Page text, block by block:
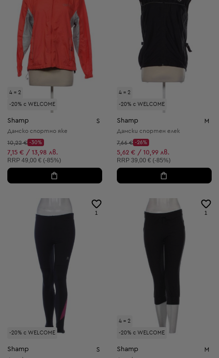
4 = 2
-20% с WELCOME
Shamp S
Дамско спортно яке
Начална цена:
10,22 €
Discount Price:
-30%
Намалена цена:
7,15 € / 13,98 лв.
Препоръчителна цена:
RRP 49,00 € (-85%)
4 = 2
-20% с WELCOME
Shamp M
Дамски спортен елек
Начална цена:
7,66 €
Discount Price:
-26%
Намалена цена:
5,62 € / 10,99 лв.
Препоръчителна цена:
RRP 39,00 € (-85%)
-20% с WELCOME
1
Shamp S
4 = 2
-20% с WELCOME
1
Shamp M